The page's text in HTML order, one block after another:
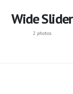
Wide Slider
2 photos